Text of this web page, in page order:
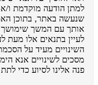
למתן הודעה מוקדמת ו/או
שנעשה באתר, בתוכן האתר
אותך עם המשך שימושך
לעיין בתנאים אלו מעת
השינויים מעיד על
מסכים לשינויים אנא
פנה אלינו לסיוע כדי לתת